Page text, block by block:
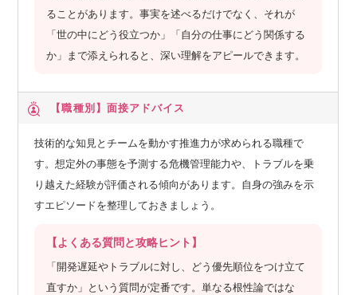
ることがあります。事実を述べるだけでなく、それが
「世の中にどう役立つか」「自分の仕事にどう関係する
か」まで添えられると、深い理解をアピールできます。
【職種別】 面接アドバイス
技術的な知見とチームを動かす推進力が求められる職種で
す。想定外の事態を予測する危機管理能力や、トラブルを乗
り越えた経験が評価される傾向があります。自身の強みを示
すエピソードを整理しておきましょう。
【よくある質問と攻略ヒント】
「開発遅延やトラブルに対し、どう優先順位をつけ立て
直すか」という質問が定番です。単なる根性論ではな